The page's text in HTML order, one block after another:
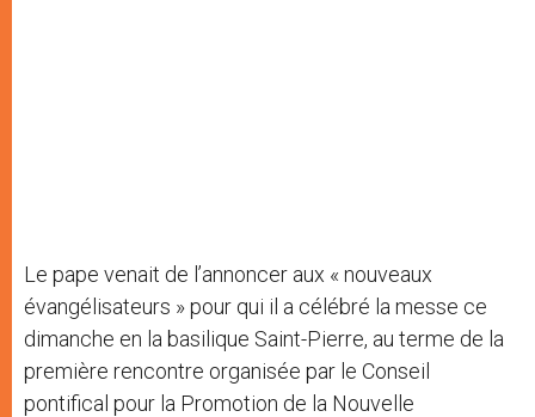
Le pape venait de l’annoncer aux « nouveaux
évangélisateurs » pour qui il a célébré la messe ce
dimanche en la basilique Saint-Pierre, au terme de la
première rencontre organisée par le Conseil
pontifical pour la Promotion de la Nouvelle